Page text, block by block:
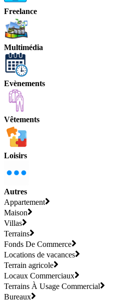
Freelance
Multimédia
Evènements
Vêtements
Loisirs
Autres
Appartement
Maison
Villas
Terrains
Fonds De Commerce
Locations de vacances
Terrain agricole
Locaux Commerciaux
Terrains À Usage Commercial
Bureaux